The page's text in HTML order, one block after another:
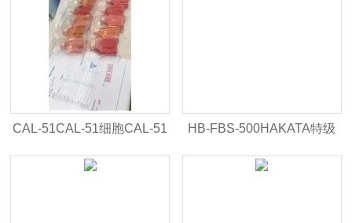
CAL-51CAL-51细胞CAL-51
细胞
HB-FBS-500HAKATA特级
胎牛血清